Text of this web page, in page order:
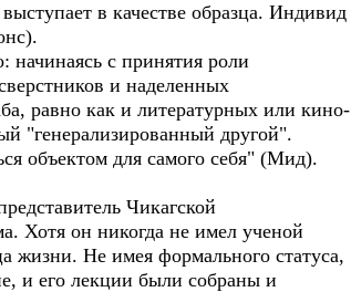
в качестве образца. Индивид
начинаясь с принятия роли
и наделенных
равно как и литературных или кино-
"генерализированный другой".
объектом для самого себя" (Мид).
Чикагской
Хотя он никогда не имел ученой
жизни. Не имея формального статуса,
и его лекции были собраны и